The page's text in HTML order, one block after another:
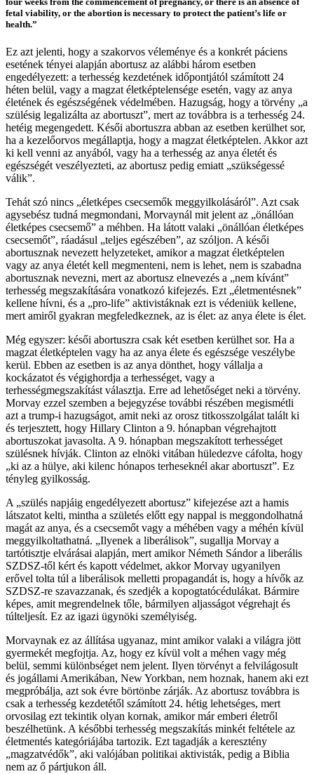
fetal viability, or the abortion is necessary to protect the patient’s life or
health.”
Ez azt jelenti, hogy a szakorvos véleménye és a konkrét páciens
esetének tényei alapján abortusz az alábbi három esetben
engedélyezett: a terhesség kezdetének időpontjától számított 24
héten belül, vagy a magzat életképtelensége esetén, vagy az anya
életének és egészségének védelmében. Hazugság, hogy a törvény „a
szülésig legalizálta az abortuszt”, mert az továbbra is a terhesség 24.
hetéig megengedett. Késői abortuszra abban az esetben kerülhet sor,
ha a kezelőorvos megállaptja, hogy a magzat életképtelen. Akkor azt
ki kell venni az anyából, vagy ha a terhesség az anya életét és
egészségét veszélyezteti, az abortusz pedig emiatt „szükségessé
válik”.
Tehát szó nincs „életképes csecsemők meggyilkolásáról”. Azt csak
agysebész tudná megmondani, Morvaynál mit jelent az „önállóan
életképes csecsemő” a méhben. Ha látott valaki „önállóan életképes
csecsemőt”, ráadásul „teljes egészében”, az szóljon. A késői
abortusznak nevezett helyzeteket, amikor a magzat életképtelen
vagy az anya életét kell megmenteni, nem is lehet, nem is szabadna
abortusznak nevezni, mert az abortusz elnevezés a „nem kívánt”
terhesség megszakítására vonatkozó kifejezés. Ezt „életmentésnek”
kellene hívni, és a „pro-life” aktivistáknak ezt is védeniük kellene,
mert amiről gyakran megfeledkeznek, az is élet: az anya élete is élet.
Még egyszer: késői abortuszra csak két esetben kerülhet sor. Ha a
magzat életképtelen vagy ha az anya élete és egészsége veszélybe
kerül. Ebben az esetben is az anya dönthet, hogy vállalja a
kockázatot és végighordja a terhességet, vagy a
terhességmegszakítást választja. Erre ad lehetőséget neki a törvény.
Morvay ezzel szemben a bejegyzése további részében megismétli
azt a trump-i hazugságot, amit neki az orosz titkosszolgálat talált ki
és terjesztett, hogy Hillary Clinton a 9. hónapban végrehajtott
abortuszokat javasolta. A 9. hónapban megszakított terhességet
szülésnek hívják. Clinton az elnöki vitában hüledezve cáfolta, hogy
„ki az a hülye, aki kilenc hónapos terheseknél akar abortuszt”. Ez
tényleg gyilkosság.
A „szülés napjáig engedélyezett abortusz” kifejezése azt a hamis
látszatot kelti, mintha a születés előtt egy nappal is meggondolhatná
magát az anya, és a csecsemőt vagy a méhében vagy a méhén kívül
meggyilkoltathatná. „Ilyenek a liberálisok”, sugallja Morvay a
tartótisztje elvárásai alapján, mert amikor Németh Sándor a liberális
SZDSZ-től kért és kapott védelmet, akkor Morvay ugyanilyen
erővel tolta túl a liberálisok melletti propagandát is, hogy a hívők az
SZDSZ-re szavazzanak, és szedjék a kopogtatócédulákat. Bármire
képes, amit megrendelnek tőle, bármilyen aljasságot végrehajt és
túlteljesít. Ez az igazi ügynöki személyiség.
Morvaynak ez az állítása ugyanaz, mint amikor valaki a világra jött
gyermekét megfojtja. Az, hogy ez kívül volt a méhen vagy még
belül, semmi különbséget nem jelent. Ilyen törvényt a felvilágosult
és jogállami Amerikában, New Yorkban, nem hoznak, hanem aki ezt
megpróbálja, azt sok évre börtönbe zárják. Az abortusz továbbra is
csak a terhesség kezdetétől számított 24. hétig lehetséges, mert
orvosilag ezt tekintik olyan kornak, amikor már emberi életről
beszélhetünk. A későbbi terhesség megszakítás minkét feltétele az
életmentés kategóriájába tartozik. Ezt tagadják a keresztény
„magzatvédők”, aki valójában politikai aktivisták, pedig a Biblia
nem az ő pártjukon áll.